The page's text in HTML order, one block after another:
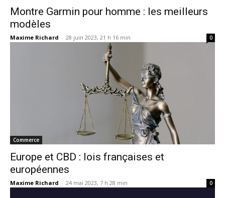
Montre Garmin pour homme : les meilleurs
modèles
Maxime Richard - 28 juin 2023, 21 h 16 min 0
Commerce
Europe et CBD : lois françaises et
européennes
Maxime Richard - 24 mai 2023, 7 h 28 min 0